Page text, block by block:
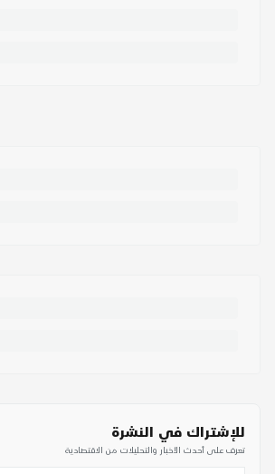
للإشتراك في النشرة
تعرف على أحدث الأخبار والتحليلات من الاقتصادية